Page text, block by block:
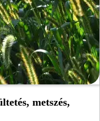
metszés,